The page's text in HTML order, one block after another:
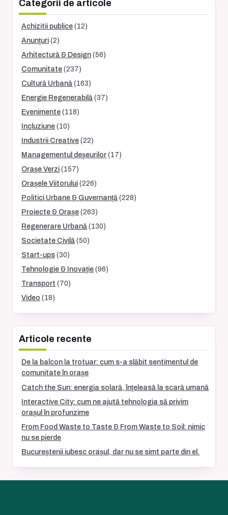
Categorii de articole
Achizitii publice (12)
Anunțuri (2)
Arhitectură & Design (56)
Comunitate (237)
Cultură Urbană (163)
Energie Regenerabilă (37)
Evenimente (118)
Incluziune (10)
Industrii Creative (22)
Managementul deșeurilor (17)
Orașe Verzi (157)
Orașele Viitorului (226)
Politici Urbane & Guvernanță (228)
Proiecte & Orașe (263)
Regenerare Urbană (130)
Societate Civilă (50)
Start-ups (30)
Tehnologie & Inovație (96)
Transport (70)
Video (18)
Articole recente
De la balcon la trotuar: cum s-a slăbit sentimentul de
comunitate în orașe
Catch the Sun: energia solară, înțeleasă la scară umană
Interactive City: cum ne ajută tehnologia să privim
orașul în profunzime
From Food Waste to Taste & From Waste to Soil: nimic
nu se pierde
Bucureștenii iubesc orașul, dar nu se simt parte din el.